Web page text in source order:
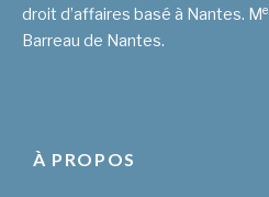
droit d’affaires basé à Nantes. Me
Barreau de Nantes.
À PROPOS